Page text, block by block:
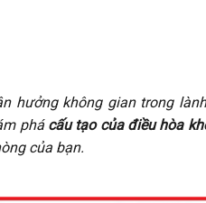
hưởng không gian trong
phá cấu tạo của điều hòa
của bạn.